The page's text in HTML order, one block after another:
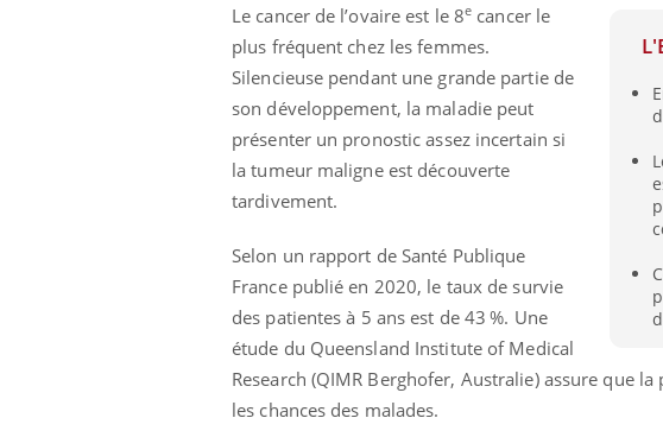
Le cancer de l’ovaire est le 8e cancer le
plus fréquent chez les femmes.
Silencieuse pendant une grande partie de
son développement, la maladie peut
présenter un pronostic assez incertain si
la tumeur maligne est découverte
tardivement.
Selon un rapport de Santé Publique
France publié en 2020, le taux de survie
des patientes à 5 ans est de 43 %. Une
étude du Queensland Institute of Medical
Research (QIMR Berghofer, Australie) assure que
les chances des malades.
Fortes chaleurs :
pourquoi le risque de
noyade grimpe-t-il ?
Le Viagra pourrait-il
freiner la propagation du
cancer ?
de protéines pourrait
finalement être bénéfique